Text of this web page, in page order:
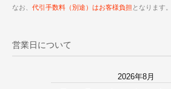
なお、 代引手数料（別途）はお客様負担 となります。
営業日について
2026年8月